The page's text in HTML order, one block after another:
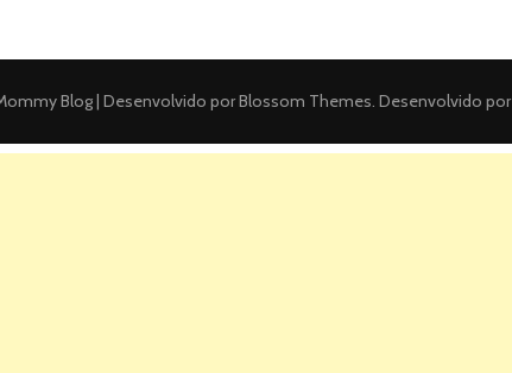
Blog | Desenvolvido porBlossom Themes. Desenvolvido por